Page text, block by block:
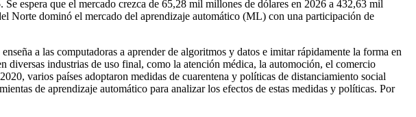
espera que el mercado crezca de 65,28 mil millones de dólares en 2026 a 432,63 mil
Norte dominó el mercado del aprendizaje automático (ML) con una participación de
a las computadoras a aprender de algoritmos y datos e imitar rápidamente la forma en
industrias de uso final, como la atención médica, la automoción, el comercio
varios países adoptaron medidas de cuarentena y políticas de distanciamiento social
de aprendizaje automático para analizar los efectos de estas medidas y políticas. Por